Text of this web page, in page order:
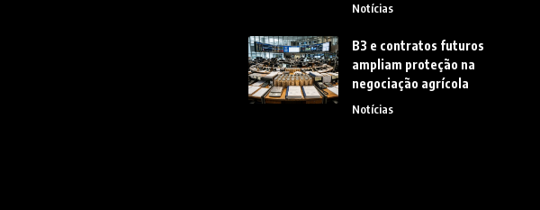
Notícias
B3 e contratos futuros
ampliam proteção na
negociação agrícola
Notícias